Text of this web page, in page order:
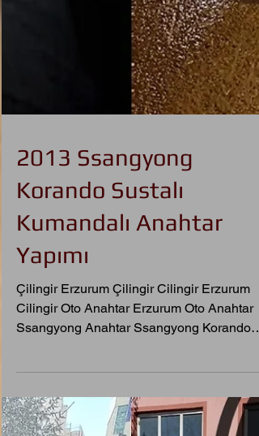
2013 Ssangyong
Kumandalı Anahtar
Yapımı